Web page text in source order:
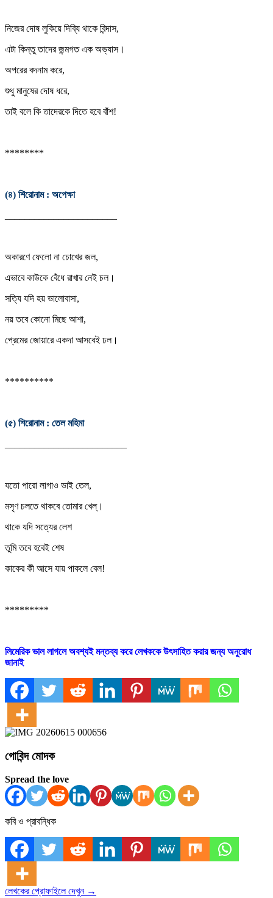
নিজের দোষ লুকিয়ে দিব্যি থাকে বিন্দাস,
এটা কিন্তু তাদের জন্মগত এক অভ্যাস।
অপরের বদনাম করে,
শুধু মানুষের দোষ ধরে,
তাই বলে কি তাদেরকে দিতে হবে বাঁশ!
********
(৪) শিরোনাম : অপেক্ষা
অকারণে ফেলো না চোখের জল,
এভাবে কাউকে বেঁধে রাখার নেই চল।
সত্যি যদি হয় ভালোবাসা,
নয় তবে কোনো মিছে আশা,
প্রেমের জোয়ারে একদা আসবেই ঢল।
**********
(৫) শিরোনাম : তেল মহিমা
যতো পারো লাগাও ভাই তেল,
মসৃণ চলতে থাকবে তোমার খেল্।
থাকে যদি সত্যের লেশ
তুমি তবে হবেই শেষ
কাকের কী আসে যায় পাকলে বেল!
*********
লিমেরিক ভাল লাগলে অবশ্যই মন্তব্য করে লেখককে উৎসাহিত করার জন্য অনুরোধ
জানাই
গোবিন্দ মোদক
Spread the love
কবি ও প্রাবন্ধিক
লেখকের প্রোফাইলে দেখুন →